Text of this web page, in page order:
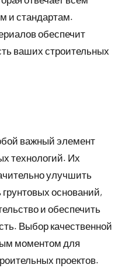
и стандартам.
обеспечит
ваших строительных
важный элемент
технологий. Их
улучшить
оснований,
и обеспечить
Выбор качественной
моментом для
проектов.